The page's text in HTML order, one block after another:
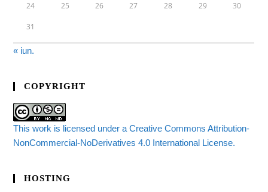
24 25 26 27 28 29 30
31
« iun.
COPYRIGHT
This work is licensed under a Creative Commons Attribution-
NonCommercial-NoDerivatives 4.0 International License.
HOSTING